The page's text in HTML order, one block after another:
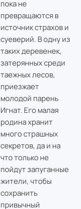
пока не
превращаются в
источник страхов и
суеверий. В одну из
таких деревенек,
затерянных среди
таежных лесов,
приезжает
молодой парень
Игнат. Его малая
родина хранит
много страшных
секретов, да и на
что только не
пойдут запуганные
жители, чтобы
сохранить
привычный